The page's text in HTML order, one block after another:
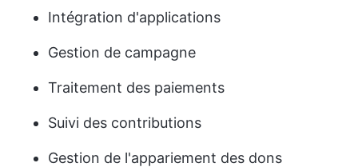
Intégration d'applications
Gestion de campagne
Traitement des paiements
Suivi des contributions
Gestion de l'appariement des dons